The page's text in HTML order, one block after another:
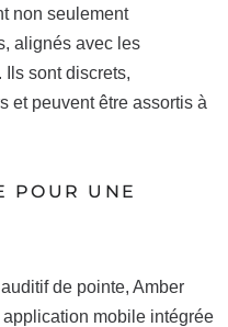
non seulement
alignés avec les
sont discrets,
et peuvent être assortis à
POUR UNE
de pointe, Amber
mobile intégrée